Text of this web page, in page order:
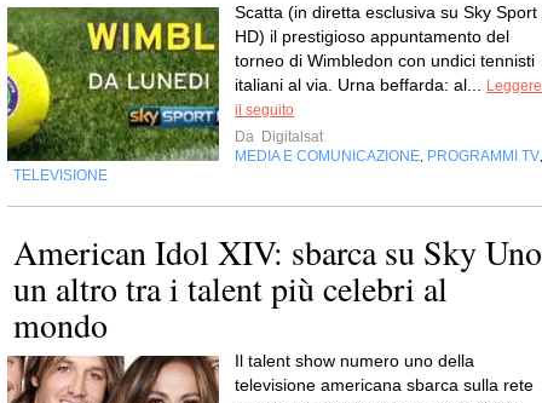
Scatta (in diretta esclusiva su Sky Sport
HD) il prestigioso appuntamento del
torneo di Wimbledon con undici tennisti
italiani al via. Urna beffarda: al...
Leggere
il seguito
Da Digitalsat
MEDIA E COMUNICAZIONE PROGRAMMI TV
TELEVISIONE
American Idol XIV: sbarca su Sky Uno
un altro tra i talent più celebri al
mondo
Il talent show numero uno della
televisione americana sbarca sulla rete